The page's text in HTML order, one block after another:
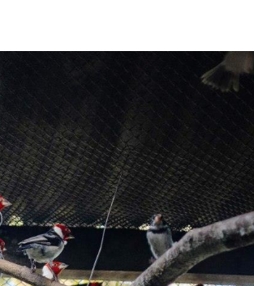
Na Linha de
Olha o Bicho!
Photo Animal
Políticas
Saúde, Bicho
Segunda
Túnel do